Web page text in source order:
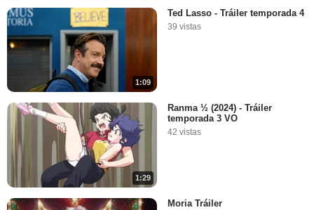
1:09
Ted Lasso - Tráiler temporada 4
39 vistas
1:29
Ranma ½ (2024) - Tráiler
temporada 3 VO
42 vistas
Moria Tráiler